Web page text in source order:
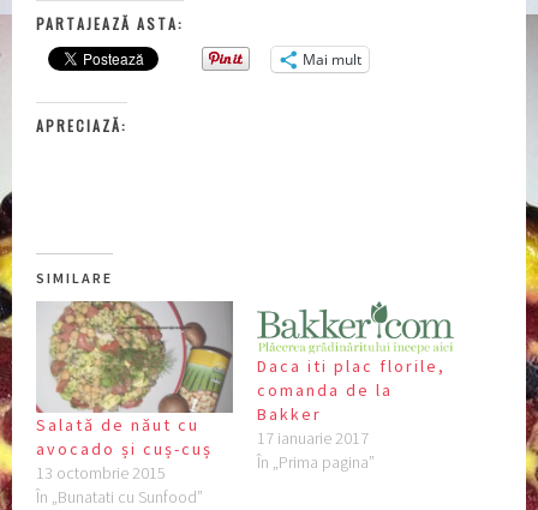
PARTAJEAZĂ ASTA:
Mai mult
APRECIAZĂ:
SIMILARE
Salată de năut cu
avocado și cuș-cuș
13 octombrie 2015
În „Bunatati cu Sunfood”
Daca iti plac florile,
comanda de la
Bakker
17 ianuarie 2017
În „Prima pagina”